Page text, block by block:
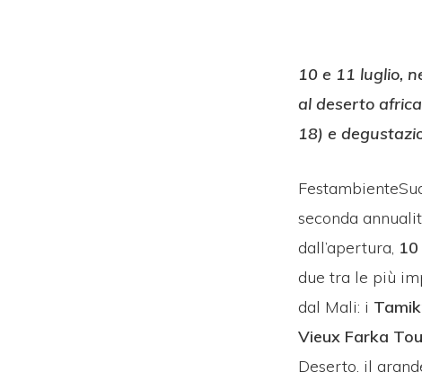
10 e 11 luglio,
al deserto
18) e
seconda
dall’apertura,
due tra le più
dal Mali: i
Vieux Farka
Deserto, il